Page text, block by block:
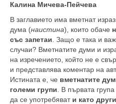
Калина Мичева-Пейчева
В заглавието има вметнат
дума (наистина), които обаче
със запетаи . Защо е така и
случаи? Вметнатите думи и
на изречението, който не е
и представлява коментар на
Истината е, че вметнатите
големи групи . В първата
да се употребяват и като